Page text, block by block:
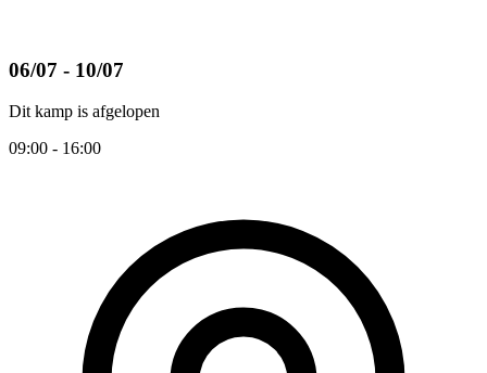
06/07 - 10/07
Dit kamp is afgelopen
09:00 - 16:00